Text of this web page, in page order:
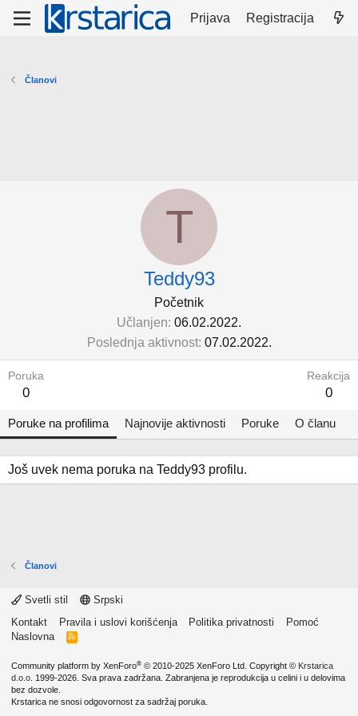
Prijava Registracija
Članovi
T
Teddy93
Početnik
Učlanjen 06.02.2022.
Poslednja aktivnost 07.02.2022.
Poruka
0
Reakcija
0
Poruke na profilima Najnovije aktivnosti Poruke O članu
Još uvek nema poruka na Teddy93 profilu.
Članovi
Svetli stil
Srpski
Kontakt
Pravila i uslovi korišćenja Politika privatnosti
Pomoć
Naslovna
R
Community platform by XenForo® © 2010-2025 XenForo Ltd. Copyright © Krstarica
d.o.o. 1999-2026. Sva prava zadržana. Zabranjena je reprodukcija u celini i u delovima
bez dozvole.
Krstarica ne snosi odgovornost za sadržaj poruka.